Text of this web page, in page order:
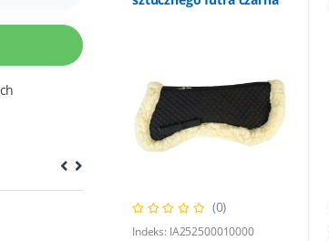
(0)
Indeks: IA252500010000